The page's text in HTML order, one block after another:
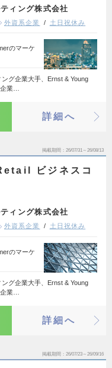
ィング株式会社
外資系企業 土日祝休み
のマーケ
グ企業大手、Ernst & Young
業…
詳細へ
掲載期間 26/07/31～26/08/13
ビジネスコ
ィング株式会社
外資系企業 土日祝休み
のマーケ
グ企業大手、Ernst & Young
業…
詳細へ
掲載期間 26/07/23～26/09/16